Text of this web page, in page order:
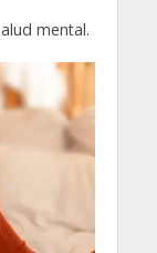
mental.